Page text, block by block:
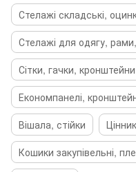
Стелажі складські,
Стелажі для одягу,
Сітки, гачки, кронштейни
Економпанелі,
Вішала, стійки